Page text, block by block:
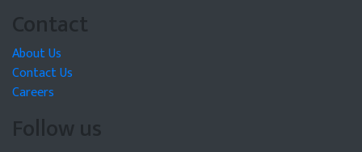
Contact
About Us
Contact Us
Careers
Follow us